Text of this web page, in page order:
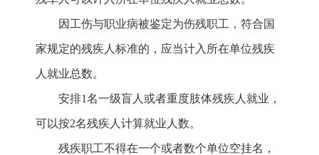
因工伤与职业病被鉴定为伤残职工，符合国
家规定的残疾人标准的，应当计入所在单位残疾
人就业总数。
安排1名一级盲人或者重度肢体残疾人就业，
可以按2名残疾人计算就业人数。
残疾职工不得在一个或者数个单位空挂名，